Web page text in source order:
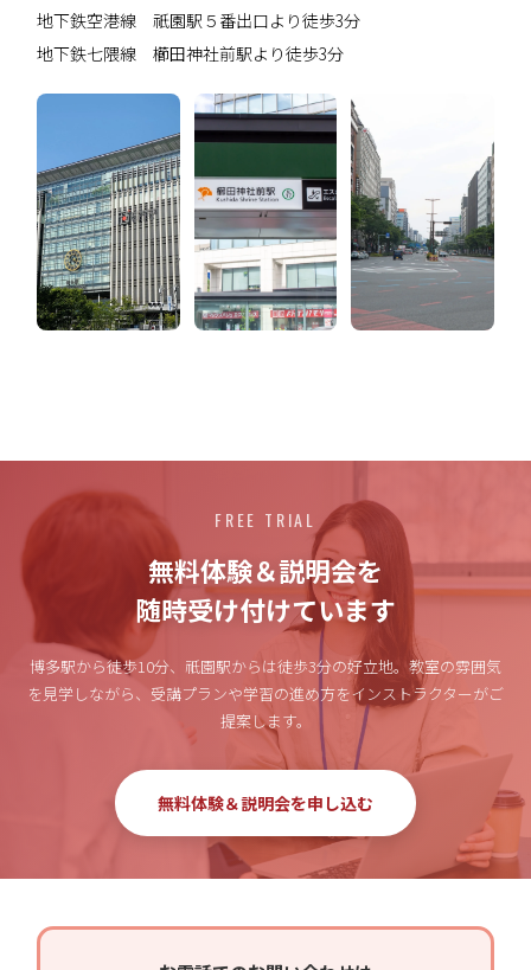
地下鉄空港線 祇園駅５番出口より徒歩3分
地下鉄七隈線 櫛田神社前駅より徒歩3分
FREE TRIAL
無料体験＆説明会を
随時受け付けています
博多駅から徒歩10分、祇園駅からは徒歩3分の好立地。 教室の雰囲気
を見学しながら、受講プランや学習の進め方をインストラクターがご
提案します。
無料体験＆説明会を申し込む